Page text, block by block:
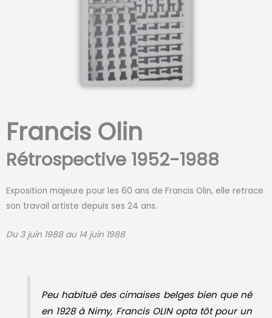
Francis Olin
Rétrospective 1952-1988
Exposition majeure pour les 60 ans de Francis Olin, elle retrace
son travail artiste depuis ses 24 ans.
Du 3 juin 1988 au 14 juin 1988
Peu habitué des cimaises belges bien que né
en 1928 à Nimy, Francis OLIN opta tôt pour un